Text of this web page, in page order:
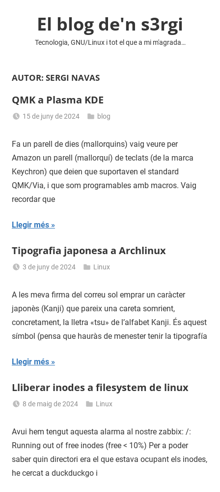
El blog de'n s3rgi
Tecnologia, GNU/Linux i tot el que a mi m'agrada…
AUTOR: SERGI NAVAS
QMK a Plasma KDE
15 de juny de 2024
Navas
blog
Fa un parell de dies (mallorquins) vaig veure per
Amazon un parell (mallorquí) de teclats (de la marca
Keychron) que deien que suportaven el standard
QMK/Via, i que som programables amb macros. Vaig
recordar que
Llegir més
Tipografia japonesa a Archlinux
3 de juny de 2024
Linux
A les meva firma del correu sol emprar un caràcter
japonès (Kanji) que pareix una careta somrient,
concretament, la lletra «tsu» de l’alfabet Kanji. És aquest
símbol (pensa que hauràs de menester tenir la tipografía
Llegir més
Lliberar inodes a filesystem de linux
8 de maig de 2024
Navas
Linux
Avui hem tengut aquesta alarma al nostre zabbix: /:
Running out of free inodes (free < 10%) Per a poder
saber quin directori era el que estava ocupant els inodes,
he cercat a duckduckgo i